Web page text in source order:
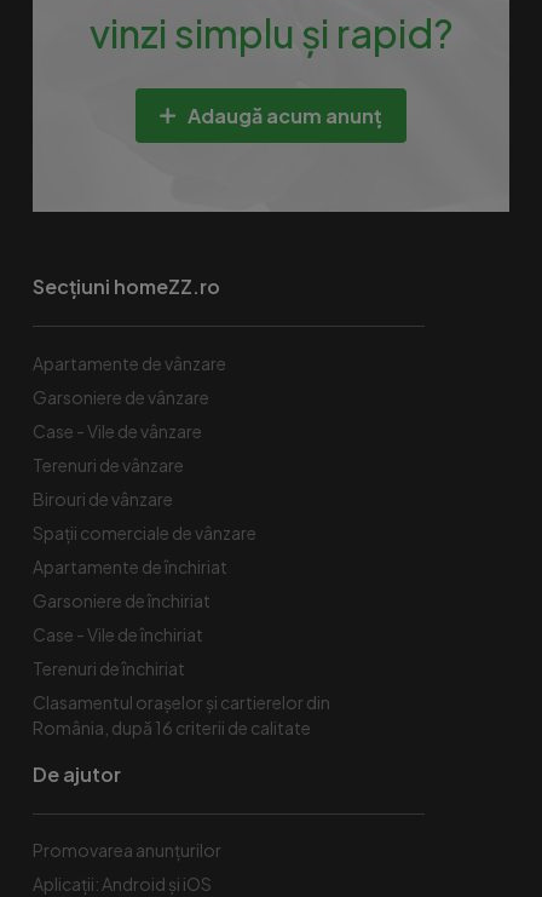
vinzi simplu și rapid?
Adaugă acum anunț
Secțiuni homeZZ.ro
Apartamente de vânzare
Garsoniere de vânzare
Case - Vile de vânzare
Terenuri de vânzare
Birouri de vânzare
Spaţii comerciale de vânzare
Apartamente de închiriat
Garsoniere de închiriat
Case - Vile de închiriat
Terenuri de închiriat
Clasamentul orașelor și cartierelor din
România, după 16 criterii de calitate
De ajutor
Promovarea anunțurilor
Aplicații: Android și iOS